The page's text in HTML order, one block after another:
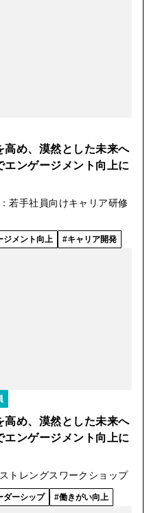
高め、漠然とした未来へ
ンゲージメント向上に
若手社員向けキャリア研修
ジメント向上 キャリア開発
高め、漠然とした未来へ
ンゲージメント向上に
トレングスワークショップ
ダーシップ 働きがい向上